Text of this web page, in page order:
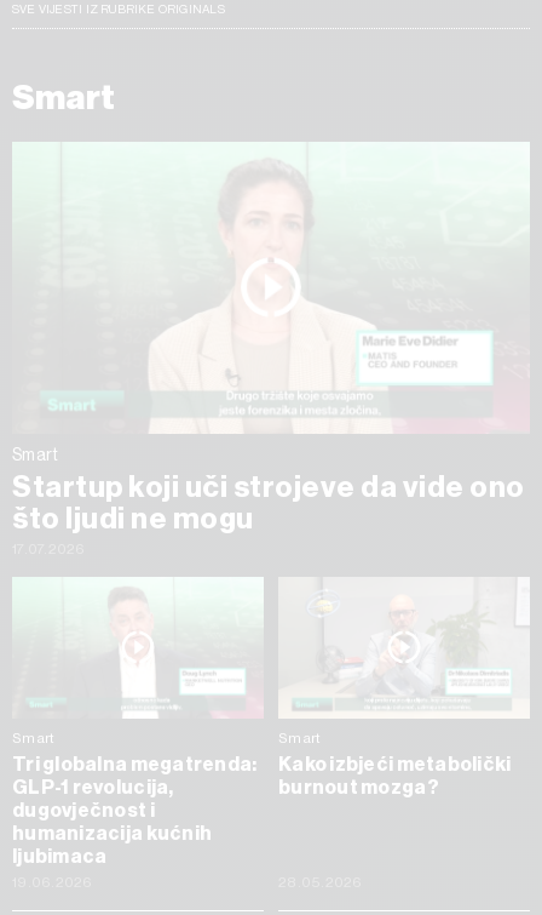
SVE VIJESTI IZ RUBRIKE ORIGINALS
Smart
Smart
Startup koji uči strojeve da vide ono
što ljudi ne mogu
Smart
Tri globalna megatrenda:
GLP-1 revolucija,
dugovječnost i
humanizacija kućnih
ljubimaca
Smart
Kako izbjeći metabolički
burnout mozga?